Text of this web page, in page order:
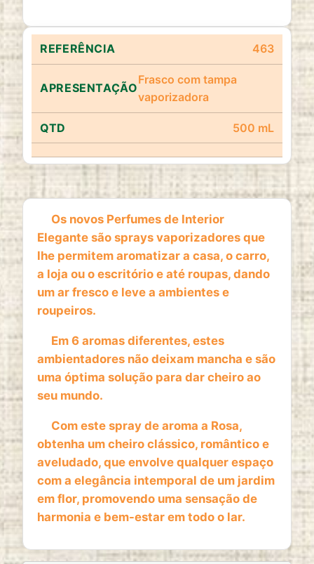
463
Frasco com tampa
vaporizadora
500 mL
Os novos Perfumes de Interior
Elegante são sprays vaporizadores que
lhe permitem aromatizar a casa, o carro,
a loja ou o escritório e até roupas, dando
um ar fresco e leve a ambientes e
roupeiros.
Em 6 aromas diferentes, estes
ambientadores não deixam mancha e são
uma óptima solução para dar cheiro ao
seu mundo.
Com este spray de aroma a Rosa,
obtenha um cheiro clássico, romântico e
aveludado, que envolve qualquer espaço
com a elegância intemporal de um jardim
em flor, promovendo uma sensação de
harmonia e bem-estar em todo o lar.
Cookie Consent
Name:
Purpose:
Este cookie armazena as opções de
consentimento selecionadas pelo utilizador.
1 year
ESTATISTICAS
Cookies de estatísticasrecolhem informação de
forma anónima. Estes dados ajudam-nos a
compreender como os visitantes utilizam o nosso
website.
Name:
_ga, _ga_*
Provider:
Purpose:
Análise estatística anónima da utilização do
website
Cookie duration:
2 anos